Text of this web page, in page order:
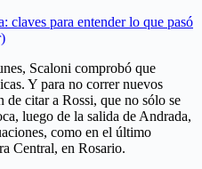
claves para entender lo que pasó
Scaloni comprobó que
Y para no correr nuevos
citar a Rossi, que no sólo se
luego de la salida de Andrada,
como en el último
Central, en Rosario.